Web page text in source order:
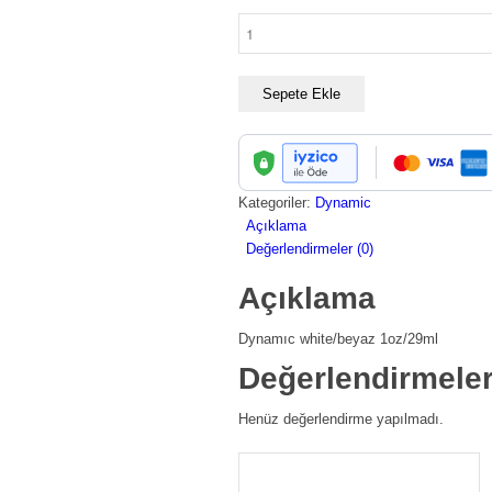
adet
Sepete Ekle
Kategoriler: Dynamic
Açıklama
Değerlendirmeler (0)
Açıklama
Dynamıc white/beyaz 1oz/29ml
Henüz değerlendirme yapılmadı.